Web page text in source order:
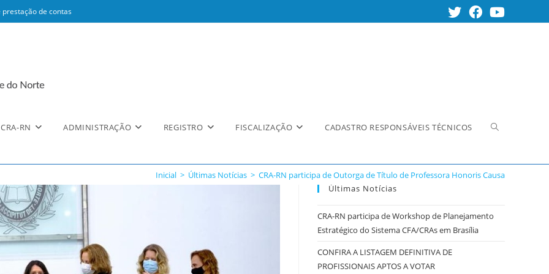
de contas
CRA-RN ADMINISTRAÇÃO REGISTRO FISCALIZAÇÃO CADASTRO RESPONSÁVEIS TÉCNICOS Alternar
Inicial > Últimas Notícias > CRA-RN participa de Outorga de Título de Professora Honoris Causa
Últimas Notícias
CRA-RN participa de Workshop de Planejamento
Estratégico do Sistema CFA/CRAs em Brasília
CONFIRA A LISTAGEM DEFINITIVA DE
PROFISSIONAIS APTOS A VOTAR